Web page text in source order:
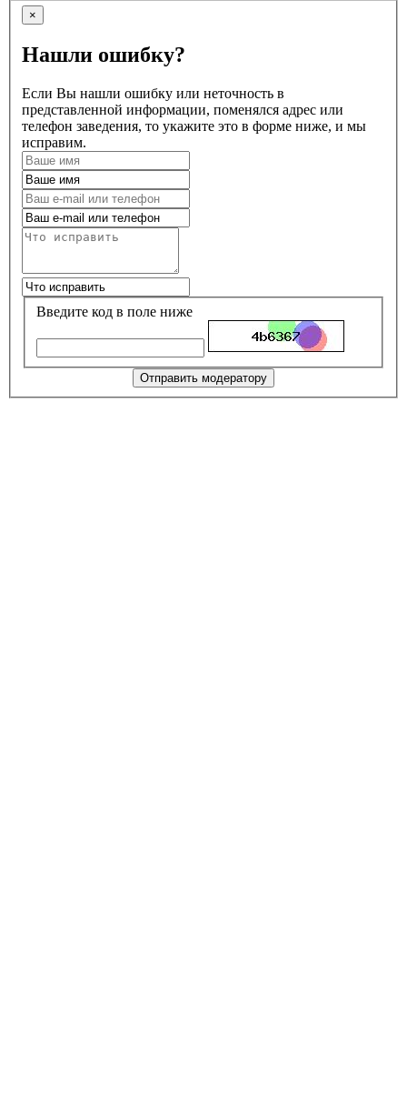
×
Нашли ошибку?
Если Вы нашли ошибку или неточность в
представленной информации, поменялся адрес или
телефон заведения, то укажите это в форме ниже, и мы
исправим.
Введите код в поле ниже
Отправить модератору